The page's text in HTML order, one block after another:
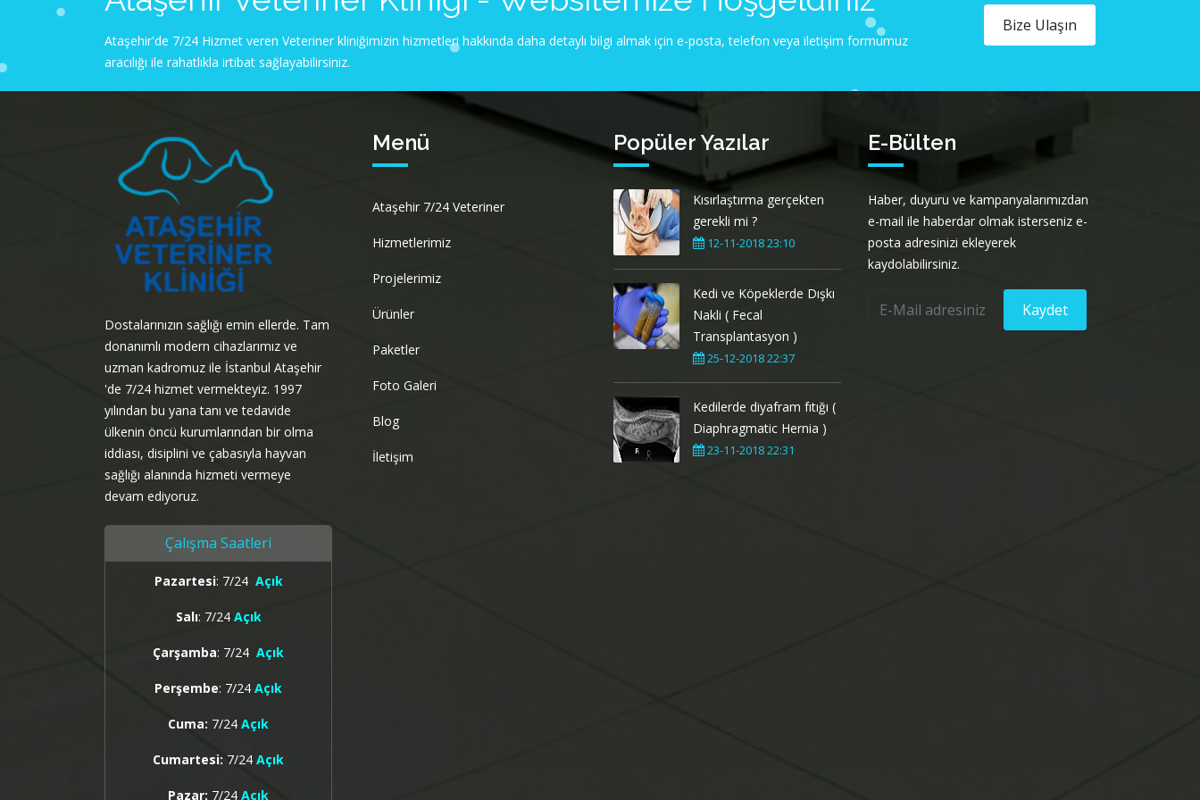
Ataşehir'de 7/24 Hizmet veren Veteriner kliniğimizin hizmetleri hakkında daha detaylı bilgi almak için e-posta, telefon veya iletişim formumuz
aracılığı ile rahatlıkla irtibat sağlayabilirsiniz.
Bize Ulaşın
Dostalarınızın sağlığı emin ellerde. Tam
donanımlı modern cihazlarımız ve
uzman kadromuz ile İstanbul Ataşehir
'de 7/24 hizmet vermekteyiz. 1997
yılından bu yana tanı ve tedavide
ülkenin öncü kurumlarından bir olma
iddiası, disiplini ve çabasıyla hayvan
sağlığı alanında hizmeti vermeye
devam ediyoruz.
Çalışma Saatleri
Pazartesi: 7/24 Açık
Salı: 7/24 Açık
Çarşamba: 7/24 Açık
Perşembe: 7/24 Açık
Cuma: 7/24 Açık
Cumartesi: 7/24 Açık
Pazar: 7/24 Açık
Menü
Ataşehir 7/24 Veteriner
Hizmetlerimiz
Projelerimiz
Ürünler
Paketler
Foto Galeri
Blog
İletişim
Popüler Yazılar
Kısırlaştırma gerçekten
gerekli mi ?
12-11-2018 23:10
Kedi ve Köpeklerde Dışkı
Nakli ( Fecal
Transplantasyon )
25-12-2018 22:37
Kedilerde diyafram fıtığı (
Diaphragmatic Hernia )
23-11-2018 22:31
E-Bülten
Haber, duyuru ve kampanyalarımızdan
e-mail ile haberdar olmak isterseniz e-
posta adresinizi ekleyerek
kaydolabilirsiniz.
Kaydet